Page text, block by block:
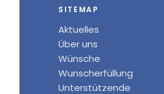
SITEMAP
Aktuelles
Über uns
Wünsche
Wunscherfüllung
Unterstützende